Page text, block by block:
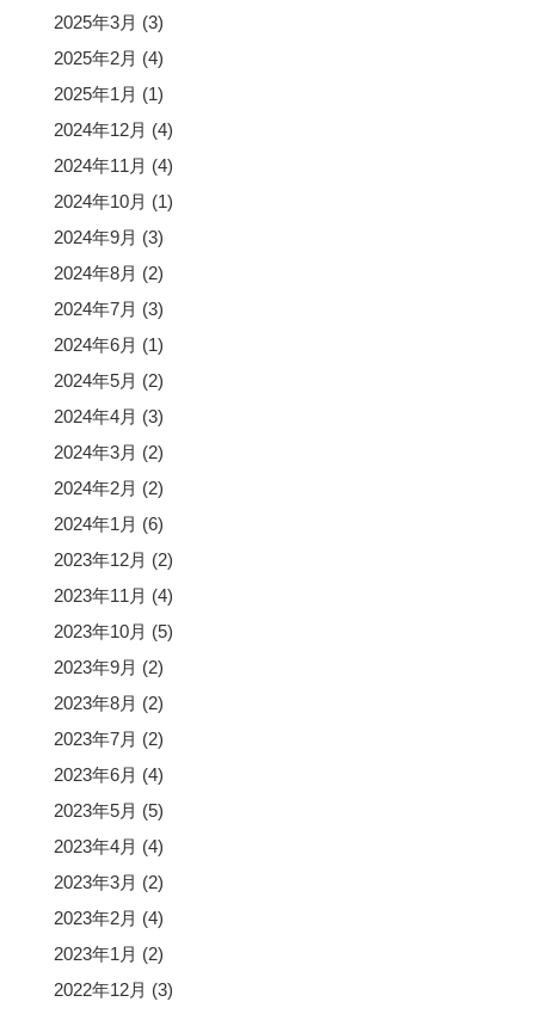
2025年3月 (3)
2025年2月 (4)
2025年1月 (1)
2024年12月 (4)
2024年11月 (4)
2024年10月 (1)
2024年9月 (3)
2024年8月 (2)
2024年7月 (3)
2024年6月 (1)
2024年5月 (2)
2024年4月 (3)
2024年3月 (2)
2024年2月 (2)
2024年1月 (6)
2023年12月 (2)
2023年11月 (4)
2023年10月 (5)
2023年9月 (2)
2023年8月 (2)
2023年7月 (2)
2023年6月 (4)
2023年5月 (5)
2023年4月 (4)
2023年3月 (2)
2023年2月 (4)
2023年1月 (2)
2022年12月 (3)